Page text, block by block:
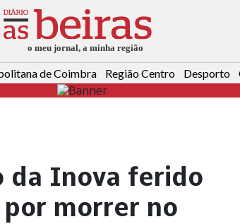
de Coimbra Região Centro Desporto
da Inova ferido
morrer no